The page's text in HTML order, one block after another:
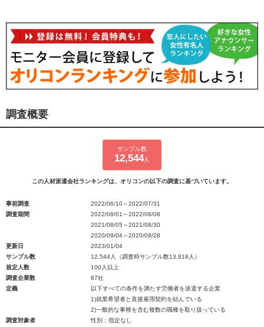
調査概要
サンプル数
12,544人
この人材派遣会社ランキングは、オリコンの以下の調査に基づいています。
事前調査
2022/06/10～2022/07/31
調査期間
2022/08/01～2022/08/08
2021/08/05～2021/08/30
2020/09/04～2020/09/28
更新日
2023/01/04
サンプル数
12,544人（調査時サンプル数13,918人）
規定人数
100人以上
調査企業数
87社
定義
以下すべての条件を満たす労働者を派遣する企業
1)就業希望者と直接雇用契約を結んでいる
2)一般的な事務を含む複数の職種を取り扱っている
調査対象者
性別：指定なし